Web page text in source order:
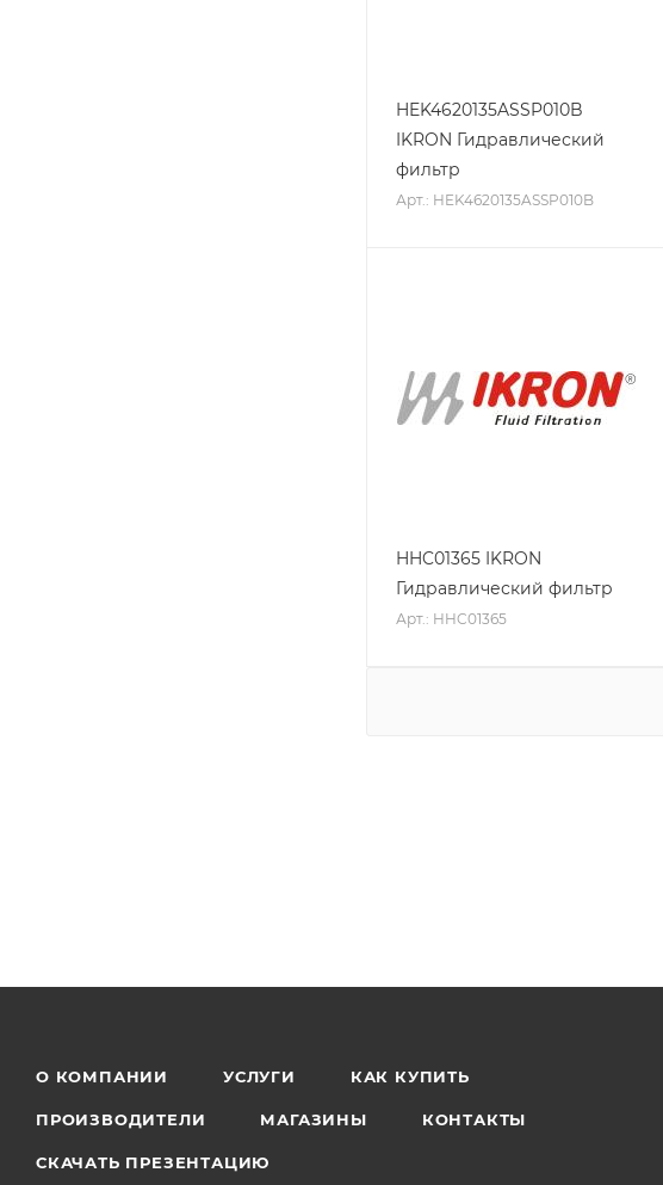
HEK4620135ASSP010B
IKRON Гидравлический
фильтр
Арт.: HEK4620135ASSP010B
HHC01365 IKRON
Гидравлический фильтр
Арт.: HHC01365
О КОМПАНИИ УСЛУГИ КАК КУПИТЬ
ПРОИЗВОДИТЕЛИ МАГАЗИНЫ КОНТАКТЫ
СКАЧАТЬ ПРЕЗЕНТАЦИЮ